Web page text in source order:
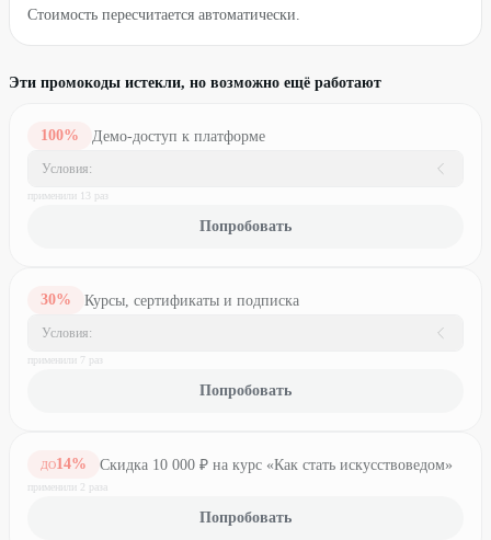
Стоимость пересчитается автоматически.
Эти промокоды истекли, но возможно ещё работают
100% Демо-доступ к платформе
Условия:
применили 13 раз
Попробовать
30% Курсы, сертификаты и подписка
Условия:
применили 7 раз
Попробовать
ДО14% Скидка 10 000 ₽ на курс «Как стать искусствоведом»
применили 2 раз а
Попробовать